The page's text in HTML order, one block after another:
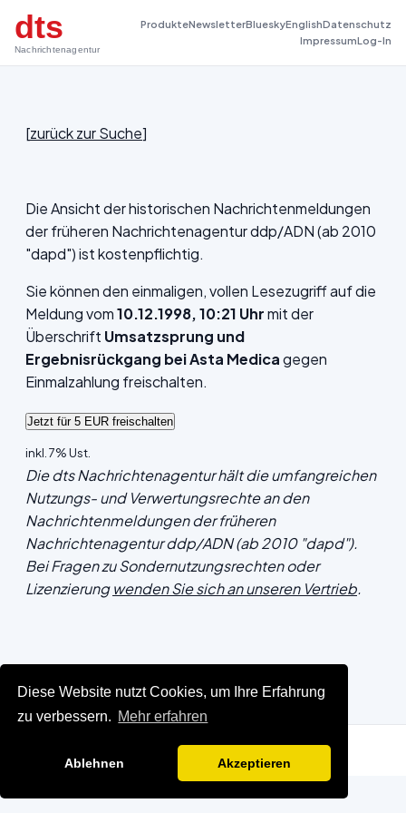
Diese Website nutzt Cookies, um Ihre Erfahrung
zu verbessern. Mehr erfahren
Ablehnen Akzeptieren
dts
Nachrichtenagentur
ProdukteNewsletterBlueskyEnglishDatenschutz
ImpressumLog-In
[zurück zur Suche]
Die Ansicht der historischen Nachrichtenmeldungen
der früheren Nachrichtenagentur ddp/ADN (ab 2010
"dapd") ist kostenpflichtig.
Sie können den einmaligen, vollen Lesezugriff auf die
Meldung vom10.12.1998, 10:21 Uhrmit der
Überschrift Umsatzsprung und
Ergebnisrückgang bei Asta Medicagegen
Einmalzahlung freischalten.
inkl. 7% Ust.
Die dts Nachrichtenagentur hält die umfangreichen
Nutzungs- und Verwertungsrechte an den
Nachrichtenmeldungen der früheren
Nachrichtenagentur ddp/ADN (ab 2010 "dapd").
Bei Fragen zu Sondernutzungsrechten oder
Lizenzierungwenden Sie sich an unseren Vertrieb.